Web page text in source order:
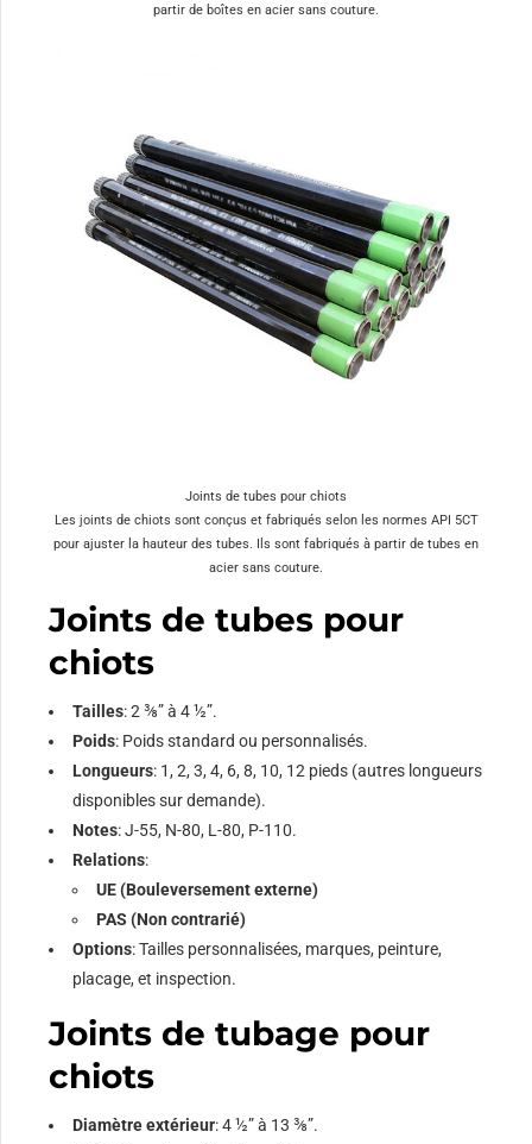
partir de boîtes en acier sans couture.
Joints de tubes pour chiots
Les joints de chiots sont conçus et fabriqués selon les normes API 5CT
pour ajuster la hauteur des tubes. Ils sont fabriqués à partir de tubes en
acier sans couture.
Joints de tubes pour
chiots
Tailles: 2 ⅜” à 4 ½”.
Poids: Poids standard ou personnalisés.
Longueurs: 1, 2, 3, 4, 6, 8, 10, 12 pieds (autres longueurs
disponibles sur demande).
Notes: J-55, N-80, L-80, P-110.
Relations:
UE (Bouleversement externe)
PAS (Non contrarié)
Options: Tailles personnalisées, marques, peinture,
placage, et inspection.
Joints de tubage pour
chiots
Diamètre extérieur: 4 ½” à 13 ⅜”.